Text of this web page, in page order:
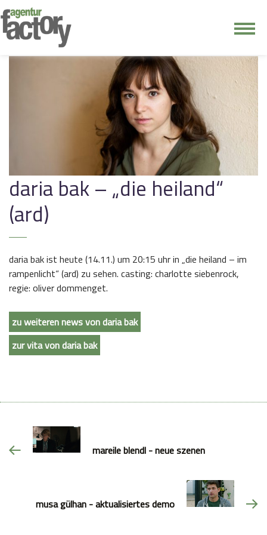
kontakt
daria bak – „die heiland“
(ard)
daria bak ist heute (14.11.) um 20:15 uhr in „die heiland – im
rampenlicht“ (ard) zu sehen. casting: charlotte siebenrock,
regie: oliver dommenget.
zu weiteren news von daria bak
zur vita von daria bak
mareile blendl - neue szenen
musa gülhan - aktualisiertes demo